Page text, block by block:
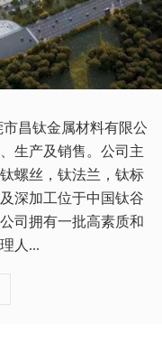
昌钛金属材料有限公
生产及销售。公司主
螺丝，钛法兰，钛标
深加工位于中国钛谷
司拥有一批高素质和
人...